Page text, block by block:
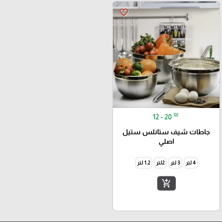
favorite_border
12 - 20 ₪
جاطات شيف ستانلس ستيل
اصلي
4 لتر 3 لتر 2لتر 1.2 لتر
add_shopping_cart